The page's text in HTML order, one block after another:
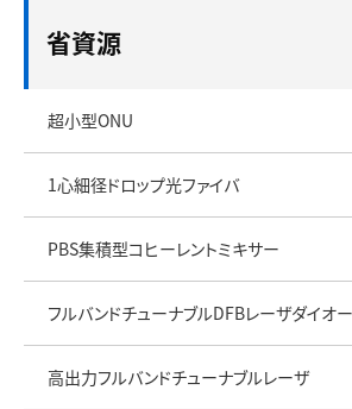
省資源
超小型ONU
1心細径ドロップ光ファイバ
PBS集積型コヒーレントミキサー
フルバンドチューナブルDFBレーザダイオ
高出力フルバンドチューナブルレーザ